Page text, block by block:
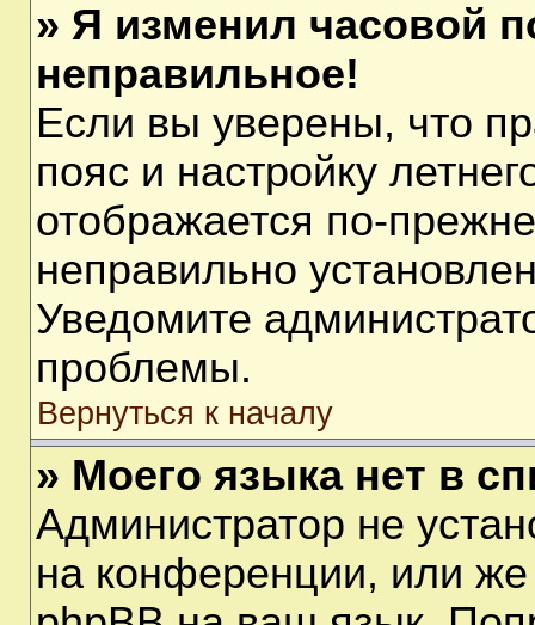
» Я изменил часовой
неправильное!
Если вы уверены, что
пояс и настройку
отображается по-
неправильно
Уведомите
проблемы.
Вернуться к началу
» Моего языка нет в
Администратор не
на конференции, или же